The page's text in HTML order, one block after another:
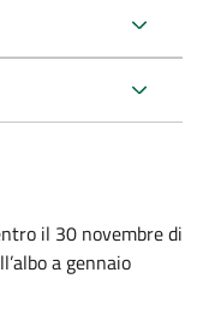
il 30 novembre di
a gennaio